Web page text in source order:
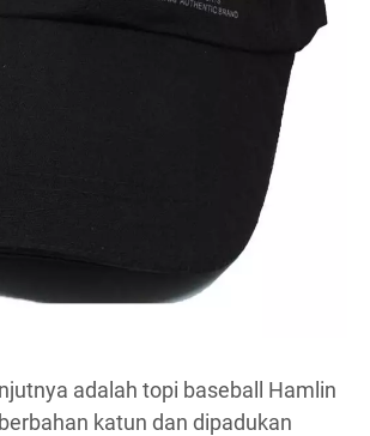
adalah topi baseball Hamlin
katun dan dipadukan